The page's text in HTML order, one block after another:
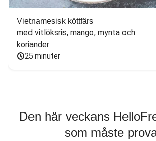
Vietnamesisk köttfärs
med vitlöksris, mango, mynta och
koriander
25 minuter
Den här veckans
som måste